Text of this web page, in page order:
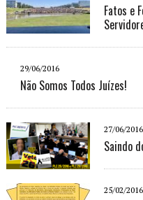
Fatos e
29/06/2016
Não Somos Todos Juízes!
27/06/2016
Saindo
25/02/2016